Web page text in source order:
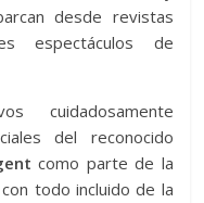
desde revistas
espectáculos de
cuidadosamente
del reconocido
como parte de la
todo incluido de la